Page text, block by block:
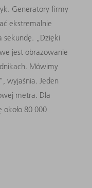
Generatory firmy
ekstremalnie
sekundę. „Dzięki
jest obrazowanie
Mówimy
wyjaśnia. Jeden
metra. Dla
około 80 000